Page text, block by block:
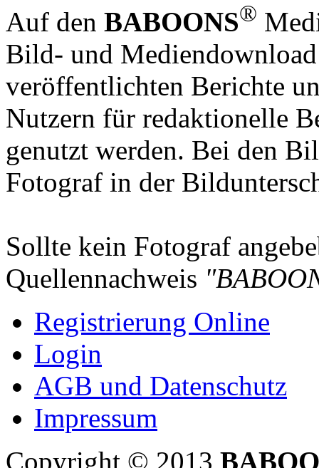
Auf den BABOONS®
Bild- und
veröffentlichten Berichte
Nutzern für redaktionelle
genutzt werden. Bei den
Fotograf in der
Sollte kein Fotograf
Quellennachweis
Registrierung Online
Login
AGB und Datenschutz
Impressum
Copyright © 2013